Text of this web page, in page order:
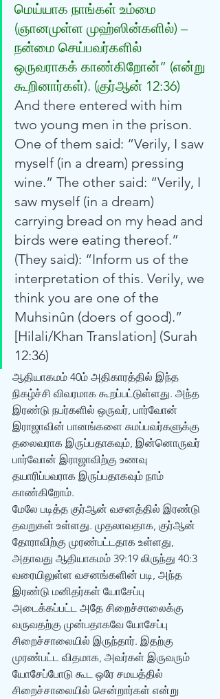
மெய்யாக நாங்கள் உம்மை
(ஞானமுள்ள முஹ்ஸின்களில்) –
நன்மை செய்பவர்களில்
ஒருவராகக் காண்கிறோன்” (என்று
கூறினார்கள்). (குர்‍ஆன் 12:36)
And there entered with him
two young men in the prison.
One of them said: “Verily, I saw
myself (in a dream) pressing
wine.” The other said: “Verily, I
saw myself (in a dream)
carrying bread on my head and
birds were eating thereof.”
(They said): “Inform us of the
interpretation of this. Verily, we
think you are one of the
Muhsinûn (doers of good).”
[Hilali/Khan Translation] (Surah
12:36)
ஆதியாகமம் 40ம் அதிகாரத்தில் இந்த
நிகழ்ச்சி விவரமாக கூறப்பட்டுள்ளது. அந்த
இரண்டு நபர்களில் ஒருவர், பார்வோன்
இராஜாவின் பானங்களை சுமப்பவர்களுக்கு
தலைவராக இருப்பதாகவும், இன்னொருவர்
பார்வோன் இராஜாவிற்கு உணவு
தயாரிப்பவராக இருப்பதாகவும் நாம்
காண்கிறோம்.
மேலே படித்த குர்ஆன் வசனத்தில் இரண்டு
தவறுகள் உள்ளது. முதலாவதாக, குர்ஆன்
தோராவிற்கு முரண்பட்டதாக உள்ளது,
அதாவது ஆதியாகமம் 39:19 லிருந்து 40:3
வரையிலுள்ள வசனங்களின் படி, அந்த
இரண்டு மனிதர்கள் யோசேப்பு
அடைக்கப்பட்ட அதே சிறைச்சாலைக்கு
வருவதற்கு முன்பதாகவே யோசேப்பு
சிறைச்சாலையில் இருந்தார். இதற்கு
முரண்பட்ட விதமாக, அவர்கள் இருவரும்
யோசேப்போடு கூட ஒரே சமயத்தில்
சிறைச்சாலையில் சென்றார்கள் என்று